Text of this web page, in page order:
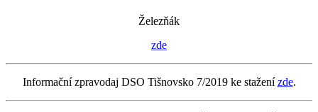
Železňák
zde
Informační zpravodaj DSO Tišnovsko 7/2019 ke staženízde.